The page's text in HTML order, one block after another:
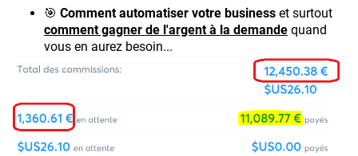
🎯 Comment automatiser votre business et surtout
comment gagner de l'argent à la demande quand
vous en aurez besoin...